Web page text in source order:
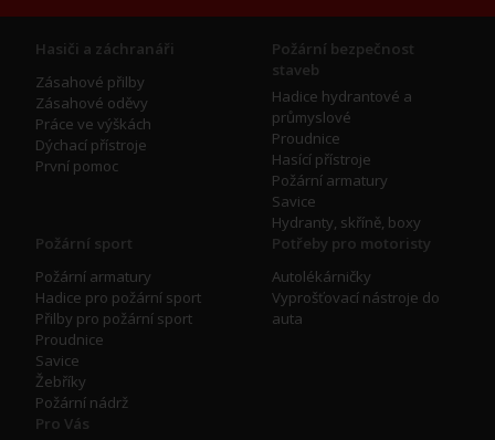
Hasiči a záchranáři
Zásahové přilby
Zásahové oděvy
Práce ve výškách
Dýchací přístroje
První pomoc
Požární bezpečnost
staveb
Hadice hydrantové a
průmyslové
Proudnice
Hasící přístroje
Požární armatury
Savice
Hydranty, skříně, boxy
Požární sport
Požární armatury
Hadice pro požární sport
Přilby pro požární sport
Proudnice
Savice
Žebříky
Požární nádrž
Potřeby pro motoristy
Autolékárničky
Vyprošťovací nástroje do
auta
Pro Vás